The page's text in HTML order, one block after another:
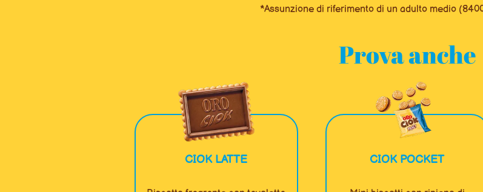
*Assunzione di riferimento di un adulto medio
Prova anche
CIOK LATTE CIOK POCKET